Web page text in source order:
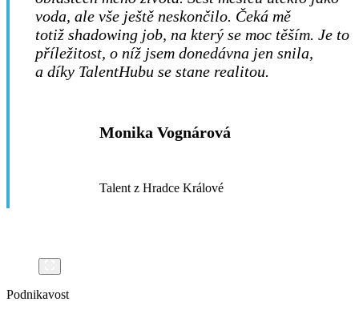
voda, ale vše ještě neskončilo. Čeká mě
totiž shadowing job, na který se moc těším. Je to
příležitost, o níž jsem donedávna jen snila,
a díky TalentHubu se stane realitou.
Monika Vognárová
Talent z Hradce Králové
Podnikavost